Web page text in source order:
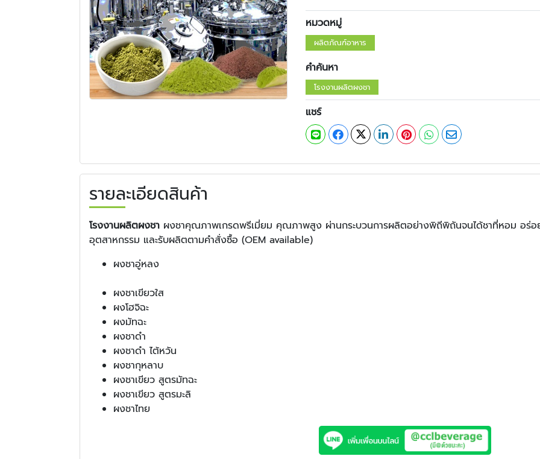
หมวดหมู่
ผลิตภัณฑ์อาหาร
คำค้นหา
โรงงานผลิตผงชา
แชร์
รายละเอียดสินค้า
โรงงานผลิตผงชา ผงชาคุณภาพเกรดพรีเมี่ยม คุณภาพสูง ผ่านกระบวนการผลิตอย่างพิถีพิถันจนได้ชาที่หอม อร่อ
อุตสาหกรรม และรับผลิตตามคำสั่งซื้อ (OEM available)
ผงชาอู่
ผงชาเขียวใส
ผงโฮจิฉะ
ผงมัทฉะ
ผงชาดำ
ผงชาดำ ไต้หวัน
ผงชากุหลาบ
ผงชาเขียว สูตรมัทฉะ
ผงชาเขียว สูตรมะลิ
ผงชาไทย